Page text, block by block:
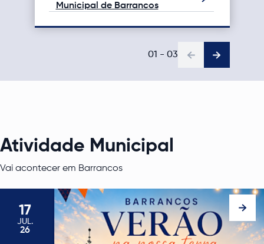
Municipal de Barrancos
01 - 03
Atividade Municipal
Vai acontecer em Barrancos
17
JUL .
26